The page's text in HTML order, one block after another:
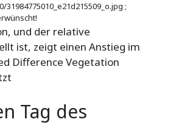
;
und der relative
ist, zeigt einen Anstieg im
Difference Vegetation
Tag des